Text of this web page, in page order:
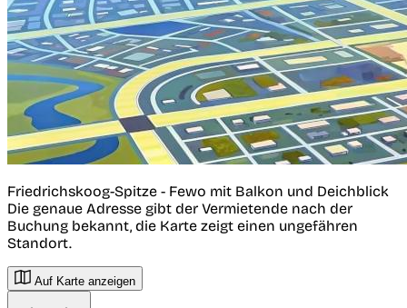
Friedrichskoog-Spitze - Fewo mit Balkon und Deichblick
Die genaue Adresse gibt der Vermietende nach der
Buchung bekannt, die Karte zeigt einen ungefähren
Standort.
Auf Karte anzeigen